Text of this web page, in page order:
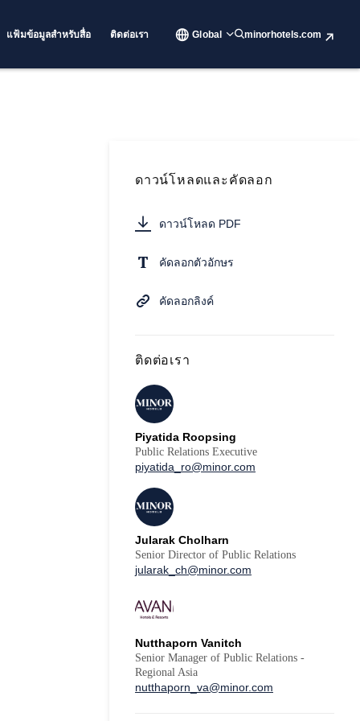
แฟ้มข้อมูลสำหรับสื่อ ติดต่อเรา Global minorhotels.com
ดาวน์โหลดและคัดลอก
ดาวน์โหลด PDF
คัดลอกตัวอักษร
คัดลอกลิงค์
ติดต่อเรา
Piyatida Roopsing
Public Relations Executive
piyatida_ro@minor.com
Jularak Cholharn
Senior Director of Public Relations
jularak_ch@minor.com
Nutthaporn Vanitch
Senior Manager of Public Relations -
Regional Asia
nutthaporn_va@minor.com